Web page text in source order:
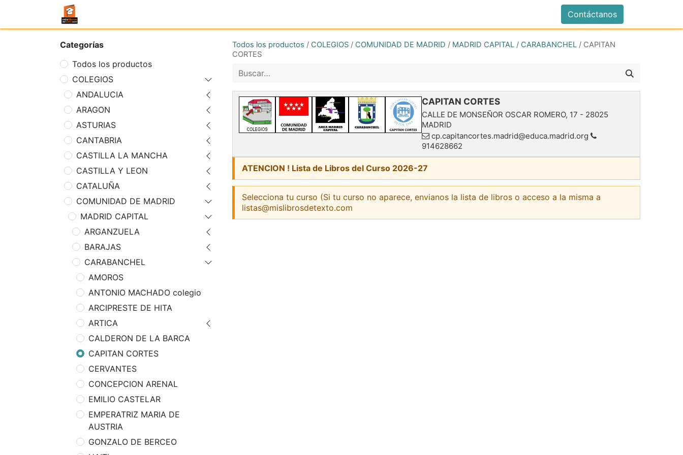
Contáctanos
Categorías
Todos los productos
COLEGIOS
ANDALUCIA
ARAGON
ASTURIAS
CANTABRIA
CASTILLA LA MANCHA
CASTILLA Y LEON
CATALUÑA
COMUNIDAD DE MADRID
MADRID CAPITAL
ARGANZUELA
BARAJAS
CARABANCHEL
AMOROS
ANTONIO MACHADO colegio
ARCIPRESTE DE HITA
ARTICA
CALDERON DE LA BARCA
CAPITAN CORTES
CERVANTES
CONCEPCION ARENAL
EMILIO CASTELAR
EMPERATRIZ MARIA DE
AUSTRIA
GONZALO DE BERCEO
Todos los productos / COLEGIOS / COMUNIDAD DE MADRID / MADRID CAPITAL / CARABANCHEL / CAPITAN
CORTES
CAPITAN CORTES
CALLE DE MONSEÑOR OSCAR ROMERO, 17 - 28025
MADRID
cp.capitancortes.madrid@educa.madrid.org
914628662
ATENCION ! Lista de Libros del Curso 2026-27
Selecciona tu curso (Si tu curso no aparece, envianos la lista de libros o acceso a la misma a
listas@mislibrosdetexto.com